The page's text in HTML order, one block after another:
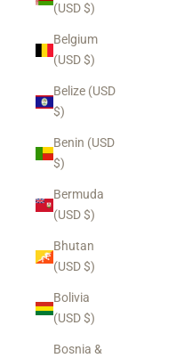
(USD $)
Belgium
(USD $)
Belize (USD
$)
Benin (USD
$)
Bermuda
(USD $)
Bhutan
(USD $)
Bolivia
(USD $)
Bosnia &